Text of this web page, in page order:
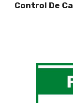
Control De